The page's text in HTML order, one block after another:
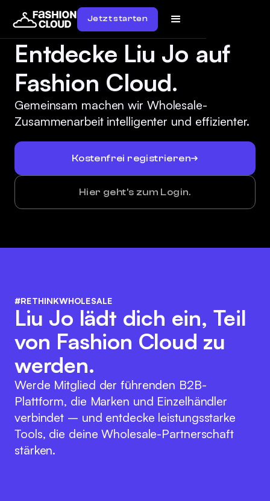
Jetzt starten
Entdecke Liu Jo auf
Fashion Cloud.
Gemeinsam machen wir Wholesale-
Zusammenarbeit intelligenter und effizienter.
Kostenfrei registrieren
Hier geht's zum Login.
#RETHINKWHOLESALE
Liu Jo lädt dich ein, Teil
von Fashion Cloud zu
werden.
Werde Mitglied der führenden B2B-
Plattform, die Marken und Einzelhändler
verbindet – und entdecke leistungsstarke
Tools, die deine Wholesale-Partnerschaft
stärken.